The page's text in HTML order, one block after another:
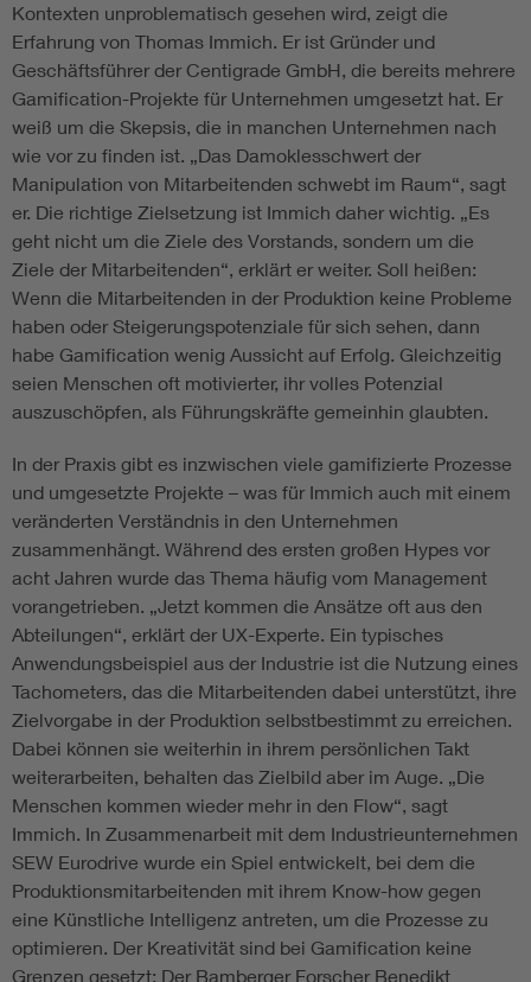
Kontexten unproblematisch gesehen wird, zeigt die
Erfahrung von Thomas Immich. Er ist Gründer und
Geschäftsführer der Centigrade GmbH, die bereits mehrere
Gamification-Projekte für Unternehmen umgesetzt hat. Er
weiß um die Skepsis, die in manchen Unternehmen nach
wie vor zu finden ist. „Das Damoklesschwert der
Manipulation von Mitarbeitenden schwebt im Raum“, sagt
er. Die richtige Zielsetzung ist Immich daher wichtig. „Es
geht nicht um die Ziele des Vorstands, sondern um die
Ziele der Mitarbeitenden“, erklärt er weiter. Soll heißen:
Wenn die Mitarbeitenden in der Produktion keine Probleme
haben oder Steigerungspotenziale für sich sehen, dann
habe Gamification wenig Aussicht auf Erfolg. Gleichzeitig
seien Menschen oft motivierter, ihr volles Potenzial
auszuschöpfen, als Führungskräfte gemeinhin glaubten.
In der Praxis gibt es inzwischen viele gamifizierte Prozesse
und umgesetzte Projekte – was für Immich auch mit einem
veränderten Verständnis in den Unternehmen
zusammenhängt. Während des ersten großen Hypes vor
acht Jahren wurde das Thema häufig vom Management
vorangetrieben. „Jetzt kommen die Ansätze oft aus den
Abteilungen“, erklärt der UX-Experte. Ein typisches
Anwendungsbeispiel aus der Industrie ist die Nutzung eines
Tachometers, das die Mitarbeitenden dabei unterstützt, ihre
Zielvorgabe in der Produktion selbstbestimmt zu erreichen.
Dabei können sie weiterhin in ihrem persönlichen Takt
weiterarbeiten, behalten das Zielbild aber im Auge. „Die
Menschen kommen wieder mehr in den Flow“, sagt
Immich. In Zusammenarbeit mit dem Industrieunternehmen
SEW Eurodrive wurde ein Spiel entwickelt, bei dem die
Produktionsmitarbeitenden mit ihrem Know-how gegen
eine Künstliche Intelligenz antreten, um die Prozesse zu
optimieren. Der Kreativität sind bei Gamification keine
Grenzen gesetzt: Der Bamberger Forscher Benedikt